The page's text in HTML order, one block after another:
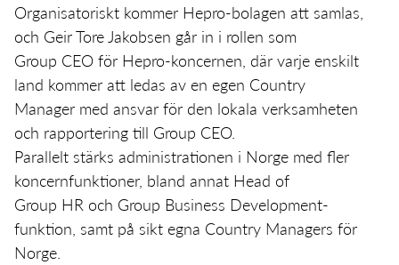
Organisatoriskt kommer Hepro-bolagen att samlas,
och Geir Tore Jakobsen går in i rollen som
Group CEO för Hepro-koncernen, där varje enskilt
land kommer att ledas av en egen Country
Manager med ansvar för den lokala verksamheten
och rapportering till Group CEO.
Parallelt stärks administrationen i Norge med fler
koncernfunktioner, bland annat Head of
Group HR och Group Business Development-
funktion, samt på sikt egna Country Managers för
Norge.